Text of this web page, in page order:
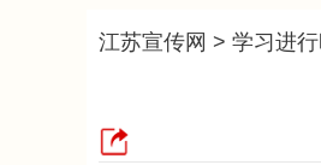
江苏宣传网 > 学习进